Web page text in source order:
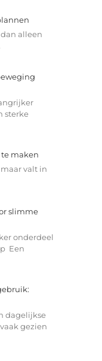
alleen
sterke
maken
valt in
slimme
onderdeel
Een
dagelijkse
gezien